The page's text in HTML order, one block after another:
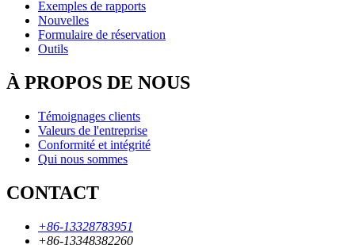
Exemples de rapports
Nouvelles
Formulaire de réservation
Outils
À PROPOS DE NOUS
Témoignages clients
Valeurs de l'entreprise
Conformité et intégrité
Qui nous sommes
CONTACT
+86-13328783951
+86-13348382260